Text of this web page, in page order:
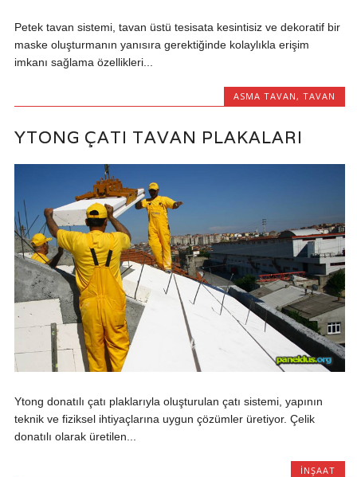
Petek tavan sistemi, tavan üstü tesisata kesintisiz ve dekoratif bir
maske oluşturmanın yanısıra gerektiğinde kolaylıkla erişim
imkanı sağlama özellikleri...
ASMA TAVAN , TAVAN
YTONG ÇATI TAVAN PLAKALARI
Ytong donatılı çatı plaklarıyla oluşturulan çatı sistemi, yapının
teknik ve fiziksel ihtiyaçlarına uygun çözümler üretiyor. Çelik
donatılı olarak üretilen...
INŞAAT